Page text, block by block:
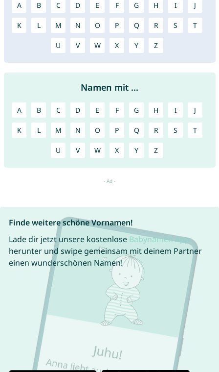
A B C D E F G H I J
K L M N O P Q R S T
U V W X Y Z
Namen mit ...
A B C D E F G H I J
K L M N O P Q R S T
U V W X Y Z
Finde weitere schöne Vornamen!
Lade dir jetzt unsere kostenlose Babynamen App
herunter und swipe gemeinsam mit deinem Partner
einen wunderschönen Namen!